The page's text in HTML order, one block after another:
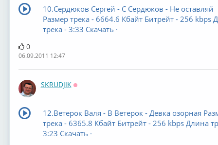
10.Сердюков Сергей - С Сердюков - Не оставляй
Размер трека - 6664.6 Кбайт Битрейт - 256 kbps
трека - 3:33 Скачать ·
0
06.09.2011 12:47
SKRUDJIK
12.Ветерок Валя - В Ветерок - Девка озорная
трека - 6365.8 Кбайт Битрейт - 256 kbps Длина
3:23 Скачать ·